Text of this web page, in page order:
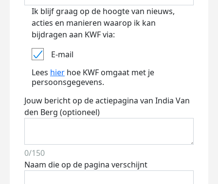
Ik blijf graag op de hoogte van nieuws,
acties en manieren waarop ik kan
bijdragen aan KWF via:
E-mail
Lees hier hoe KWF omgaat met je
persoonsgegevens.
Jouw bericht op de actiepagina van India Van
den Berg (optioneel)
0/150
Naam die op de pagina verschijnt